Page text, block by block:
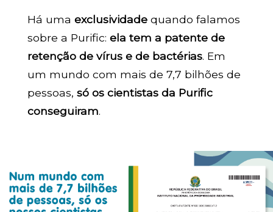
Há uma exclusividadequando falamos
sobre a Purific: ela tem a patente de
retenção de vírus e de bactérias. Em
um mundo com mais de 7,7 bilhões de
pessoas, só os cientistas da Purific
conseguiram.